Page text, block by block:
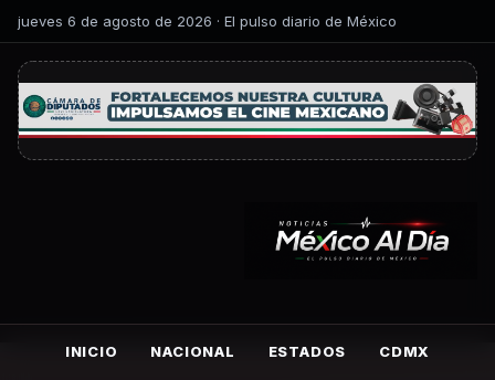
jueves 6 de agosto de 2026 · El pulso diario de México
INICIO NACIONAL ESTADOS CDMX